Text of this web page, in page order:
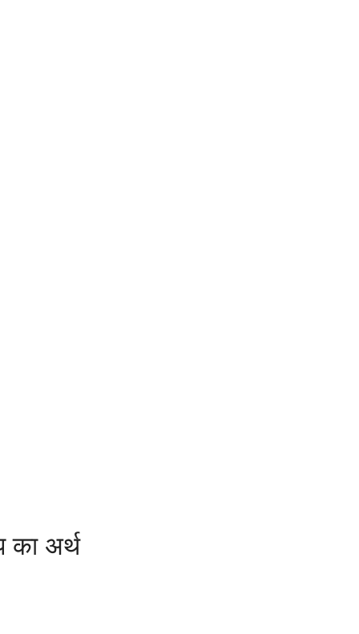
का अर्थ